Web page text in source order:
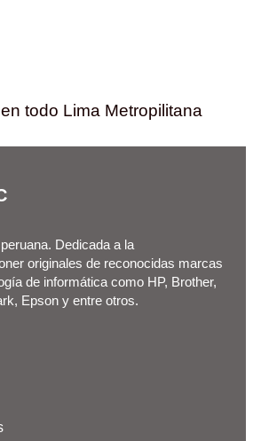
todo Lima Metropilitana
Dedicada a la
originales de reconocidas marcas
de informática como HP, Brother,
Epson y entre otros.